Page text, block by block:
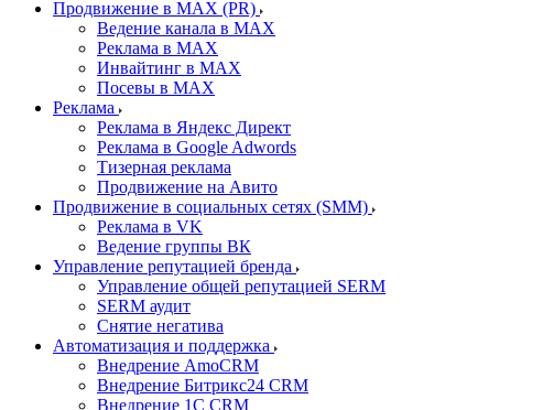
Продвижение в MAX (PR)
Ведение канала в MAX
Реклама в MAX
Инвайтинг в MAX
Посевы в MAX
Реклама
Реклама в Яндекс Директ
Реклама в Google Adwords
Тизерная реклама
Продвижение на Авито
Продвижение в социальных сетях (SMM)
Реклама в VK
Ведение группы ВК
Управление репутацией бренда
Управление общей репутацией SERM
SERM аудит
Снятие негатива
Автоматизация и поддержка
Внедрение AmoCRM
Внедрение Битрикс24 CRM
Внедрение 1C CRM